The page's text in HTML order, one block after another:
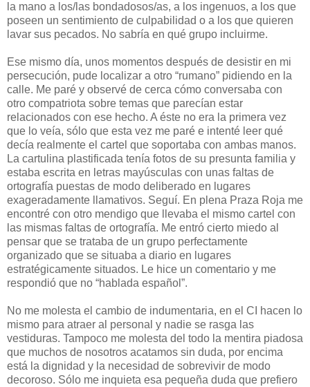
la mano a los/las bondadosos/as, a los ingenuos, a los que
poseen un sentimiento de culpabilidad o a los que quieren
lavar sus pecados. No sabría en qué grupo incluirme.
Ese mismo día, unos momentos después de desistir en mi
persecución, pude localizar a otro “rumano” pidiendo en la
calle. Me paré y observé de cerca cómo conversaba con
otro compatriota sobre temas que parecían estar
relacionados con ese hecho. A éste no era la primera vez
que lo veía, sólo que esta vez me paré e intenté leer qué
decía realmente el cartel que soportaba con ambas manos.
La cartulina plastificada tenía fotos de su presunta familia y
estaba escrita en letras mayúsculas con unas faltas de
ortografía puestas de modo deliberado en lugares
exageradamente llamativos. Seguí. En plena Praza Roja me
encontré con otro mendigo que llevaba el mismo cartel con
las mismas faltas de ortografía. Me entró cierto miedo al
pensar que se trataba de un grupo perfectamente
organizado que se situaba a diario en lugares
estratégicamente situados. Le hice un comentario y me
respondió que no “hablada español”.
No me molesta el cambio de indumentaria, en el CI hacen lo
mismo para atraer al personal y nadie se rasga las
vestiduras. Tampoco me molesta del todo la mentira piadosa
que muchos de nosotros acatamos sin duda, por encima
está la dignidad y la necesidad de sobrevivir de modo
decoroso. Sólo me inquieta esa pequeña duda que prefiero